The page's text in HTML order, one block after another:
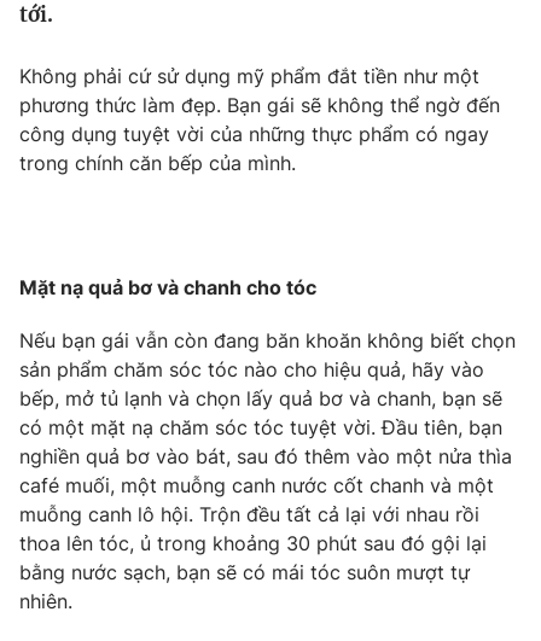
Tin tức
Thế giới đó đây
Câu chuyện quốc tế
Tài chính
Thị trường
Dữ liệu và đời sống
Hậu trường
Nhân vật
Khán giả
Giải sao mai
Điện ảnh
Âm nhạc
Sao
Đời sống
Du lịch
Làm đẹp
Chất lượng cuộc sống
Giáo dục
Tuyển sinh
Học trực tuyến
Công nghệ
Hitech Công nghệ tương lai
Sản phẩm
Thị trường
Giao lưu trực tuyến
Lịch phát sóng
tới.
Không phải cứ sử dụng mỹ phẩm đắt tiền như một
phương thức làm đẹp. Bạn gái sẽ không thể ngờ đến
công dụng tuyệt vời của những thực phẩm có ngay
trong chính căn bếp của mình.
Mặt nạ quả bơ và chanh cho tóc
Nếu bạn gái vẫn còn đang băn khoăn không biết chọn
sản phẩm chăm sóc tóc nào cho hiệu quả, hãy vào
bếp, mở tủ lạnh và chọn lấy quả bơ và chanh, bạn sẽ
có một mặt nạ chăm sóc tóc tuyệt vời. Đầu tiên, bạn
nghiền quả bơ vào bát, sau đó thêm vào một nửa thìa
café muối, một muỗng canh nước cốt chanh và một
muỗng canh lô hội. Trộn đều tất cả lại với nhau rồi
thoa lên tóc, ủ trong khoảng 30 phút sau đó gội lại
bằng nước sạch, bạn sẽ có mái tóc suôn mượt tự
nhiên.